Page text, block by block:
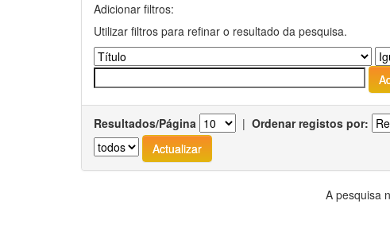
Adicionar filtros:
Utilizar filtros para refinar o resultado da pesquisa.
Resultados/Página | Ordenar registos por:
A pesquisa